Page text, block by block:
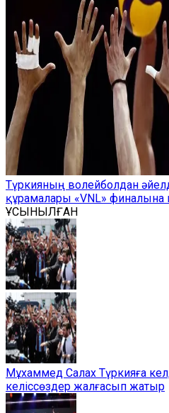
Түркияның волейболдан
құрамалары «VNL»
ҰСЫНЫЛҒАН
Мұхаммед Салах Түркияға
келіссөздер жалғасып жатыр